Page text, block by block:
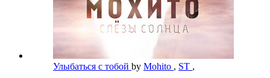
Улыбаться с тобой by Mohito , ST ,